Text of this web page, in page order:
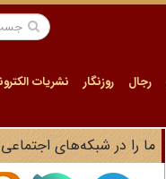
رجال روزنگار نشریات
ما را در شبکه‌های اجتماعی